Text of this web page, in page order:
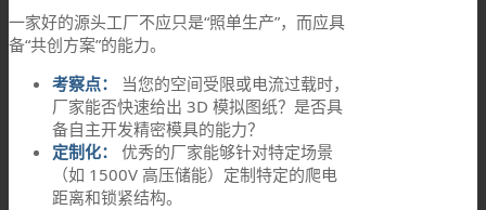
一家好的源头工厂不应只是“照单生产”，而应具
备“共创方案”的能力。
考察点：
当您的空间受限或电流过载时，
厂家能否快速给出 3D 模拟图纸？是否具
备自主开发精密模具的能力？
定制化：
优秀的厂家能够针对特定场景
（如 1500V 高压储能）定制特定的爬电
距离和锁紧结构。